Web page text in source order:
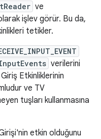
ve
işlev görür. Bu da,
tetikler.
verilerini
Etkinliklerinin
ve TV
tuşları kullanmasına
etkin olduğunu